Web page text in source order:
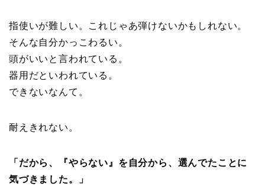
指使いが難しい。これじゃあ弾けないかもしれない。
そんな自分かっこわるい。
頭がいいと言われている。
器用だといわれている。
できないなんて。
耐えきれない。
「だから、『やらない』を自分から、選んでたことに
気づきました。」